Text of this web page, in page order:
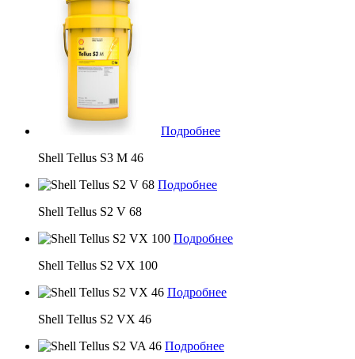
Подробнее
Shell Tellus S3 M 46
Подробнее
Shell Tellus S2 V 68
Подробнее
Shell Tellus S2 VX 100
Подробнее
Shell Tellus S2 VX 46
Подробнее